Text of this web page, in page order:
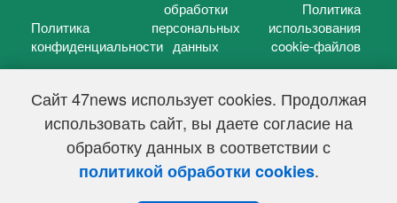
Сайт 47news использует cookies. Продолжая
использовать сайт, вы даете согласие на
обработку данных в соответствии с
политикой обработки cookies.
Политика
конфиденциальности
обработки
персональных
данных
Политика
использования
cookie-файлов
47 новостей (47 news)2005 — 2026 г.
Свидетельство о регистрации СМИ Эл № ФС 77-39848, выдано
Федеральной службой по надзору в сфере связи,
информационных технологий и массовых коммуникаций